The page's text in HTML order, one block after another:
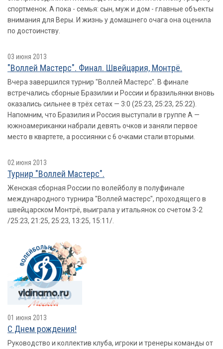
спортменок. А пока - семья: сын, муж и дом - главные объекты
внимания для Веры. И жизнь у домашнего очага она оценила
по достоинству.
03 июня 2013
"Воллей Мастерс". Финал. Швейцария, Монтрё.
Вчера завершился турнир "Воллей Мастерс". В финале
встречались сборные Бразилии и России и бразильянки вновь
оказались сильнее в трёх сетах — 3:0 (25:23, 25:23, 25:22).
Напомним, что Бразилия и Россия выступали в группе A —
южноамериканки набрали девять очков и заняли первое
место в квартете, а россиянки с 6 очками стали вторыми.
02 июня 2013
Турнир "Воллей Мастерс".
Женская сборная России по волейболу в полуфинале
международного турнира "Воллей мастерс", проходящего в
швейцарском Монтрё, выиграла у итальянок со счетом 3-2
/25:23, 21:25, 25:23, 13:25, 15:11/.
01 июня 2013
С Днем рождения!
Руководство и коллектив клуба, игроки и тренеры команды от